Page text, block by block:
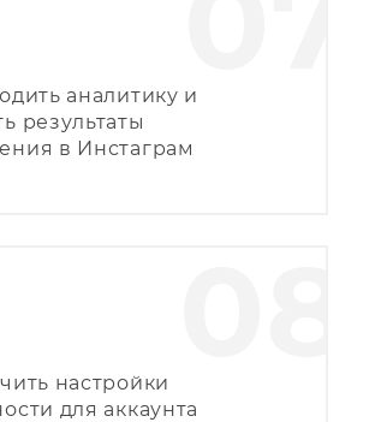
аналитику и
результаты
в Инстаграм
настройки
для аккаунта